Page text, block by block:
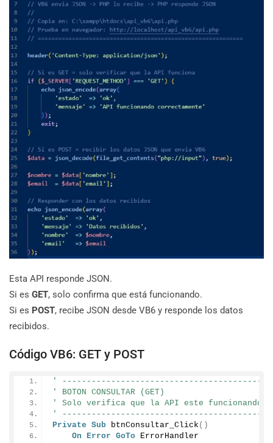
Esta API responde JSON.
Si es GET, solo confirma que está funcionando.
Si es POST, recibe JSON desde VB6 y responde los datos
recibidos.
Código VB6: GET y POST
'
' BOTON CONSULTAR (GET)
' Solo verifica que la API este funcionando
'
Private Sub btnConsultar_Click ()
On Error GoTo ErrorHandler